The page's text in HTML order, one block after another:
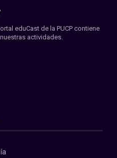
eduCast de la PUCP contiene
actividades.